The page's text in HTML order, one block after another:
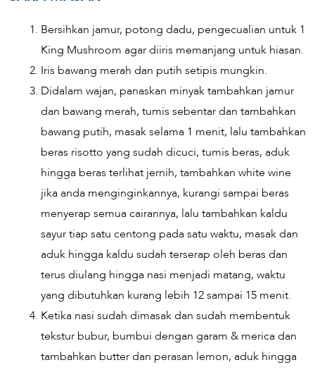
Bersihkan jamur, potong dadu, pengecualian untuk 1
King Mushroom agar diiris memanjang untuk hiasan.
Iris bawang merah dan putih setipis mungkin.
Didalam wajan, panaskan minyak tambahkan jamur
dan bawang merah, tumis sebentar dan tambahkan
bawang putih, masak selama 1 menit, lalu tambahkan
beras risotto yang sudah dicuci, tumis beras, aduk
hingga beras terlihat jernih, tambahkan white wine
jika anda menginginkannya, kurangi sampai beras
menyerap semua cairannya, lalu tambahkan kaldu
sayur tiap satu centong pada satu waktu, masak dan
aduk hingga kaldu sudah terserap oleh beras dan
terus diulang hingga nasi menjadi matang, waktu
yang dibutuhkan kurang lebih 12 sampai 15 menit.
Ketika nasi sudah dimasak dan sudah membentuk
tekstur bubur, bumbui dengan garam & merica dan
tambahkan butter dan perasan lemon, aduk hingga